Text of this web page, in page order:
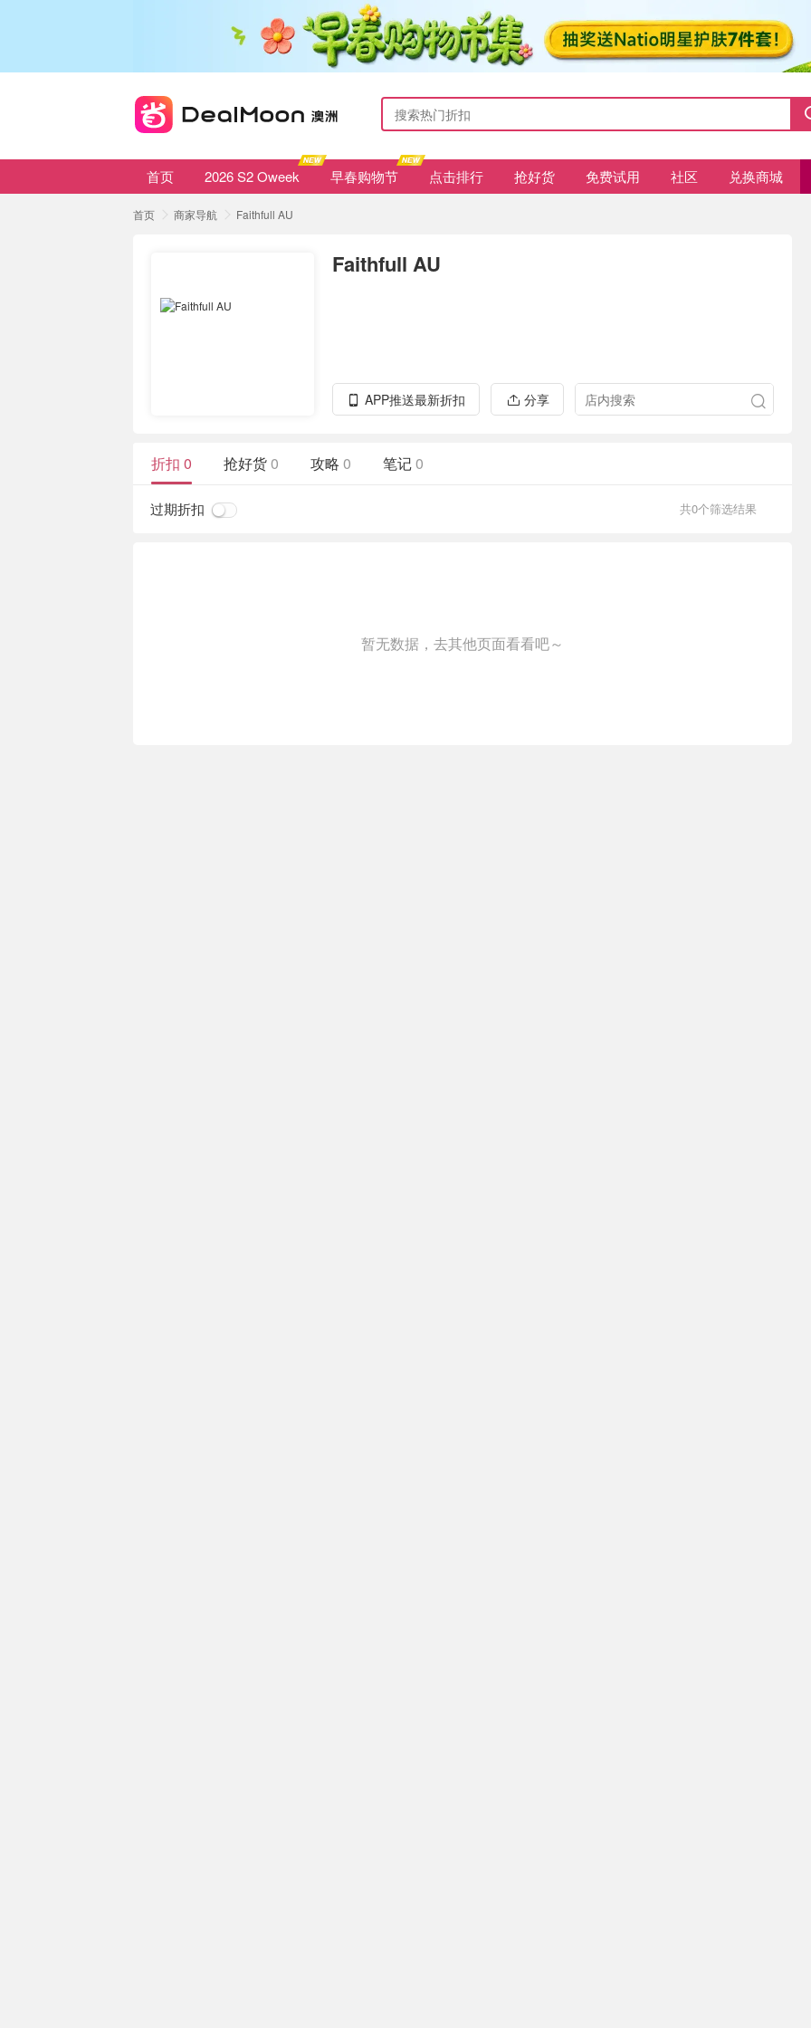
首页 2026 S2 Oweek 早春购物节 点击排行 抢好货 免费试用 社区 兑换商城
首页 商家导航 Faithfull AU
Faithfull AU
APP推送最新折扣 分享
折扣 0 抢好货0 攻略 0 笔记0
过期折扣 共0个筛选结果
暂无数据，去其他页面看看吧～